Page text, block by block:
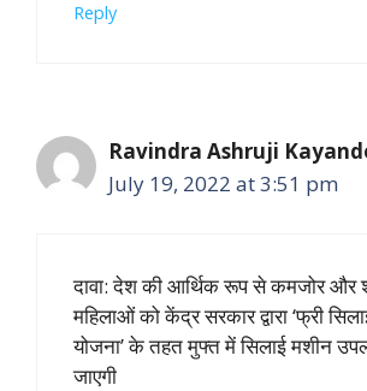
Reply
Ravindra Ashruji
July 19, 2022 at 3:51 pm
दावा: देश की आर्थिक रूप से कमजोर और
महिलाओं को केंद्र सरकार द्वारा ‘फ्री
योजना’ के तहत मुफ्त में सिलाई मशीन
जाएगी